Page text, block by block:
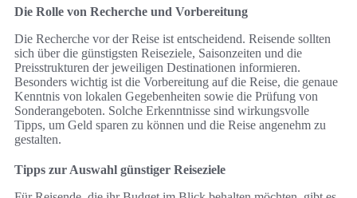
Die Rolle von Recherche und Vorbereitung
Die Recherche vor der Reise ist entscheidend. Reisende sollten
sich über die günstigsten Reiseziele, Saisonzeiten und die
Preisstrukturen der jeweiligen Destinationen informieren.
Besonders wichtig ist die Vorbereitung auf die Reise, die genaue
Kenntnis von lokalen Gegebenheiten sowie die Prüfung von
Sonderangeboten. Solche Erkenntnisse sind wirkungsvolle
Tipps, um Geld sparen zu können und die Reise angenehm zu
gestalten.
Tipps zur Auswahl günstiger Reiseziele